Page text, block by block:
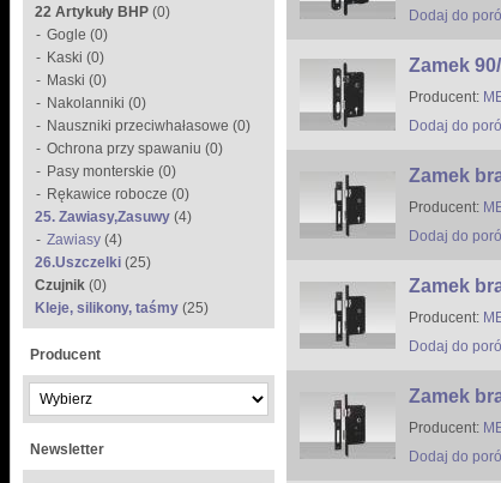
22 Artykuły BHP (0)
Gogle (0)
Kaski (0)
Maski (0)
Nakolanniki (0)
Nauszniki przeciwhałasowe (0)
Ochrona przy spawaniu (0)
Pasy monterskie (0)
Rękawice robocze (0)
25. Zawiasy,Zasuwy (4)
Zawiasy (4)
26.Uszczelki (25)
Czujnik (0)
Kleje, silikony, taśmy (25)
Producent
Newsletter
Dodaj do
Zamek
Producent:
Dodaj do
Zamek
Producent:
Dodaj do
Zamek
Producent:
Dodaj do
Zamek
Producent:
Dodaj do